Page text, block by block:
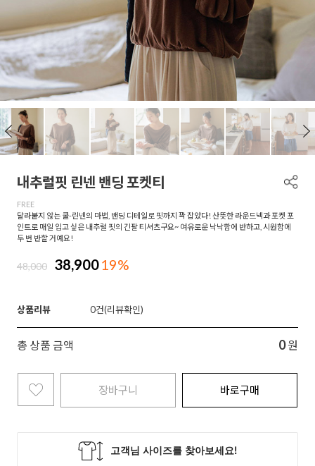
내추럴핏 린넨 밴딩 포켓티
FREE
달라붙지 않는 쿨-린넨의 마법, 밴딩 디테일로 핏까지 꽉 잡았다! 산뜻한 라운드넥과 포켓 포
인트로 매일 입고 싶은 내추럴 핏의 긴팔 티셔츠구요~ 여유로운 낙낙함에 반하고, 시원함에
두 번 반할 거예요!
48,000 38,90019%
상품리뷰 0
총 상품 금액 0 원
장바구니 바로구매